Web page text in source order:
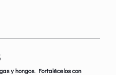
y hongos. Fortalécelos con